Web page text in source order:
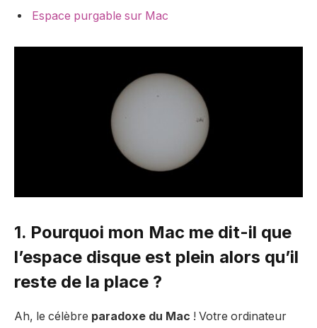
Espace purgable sur Mac
1. Pourquoi mon Mac me dit-il que
l’espace disque est plein alors qu’il
reste de la place ?
Ah, le célèbre paradoxe du Mac ! Votre ordinateur